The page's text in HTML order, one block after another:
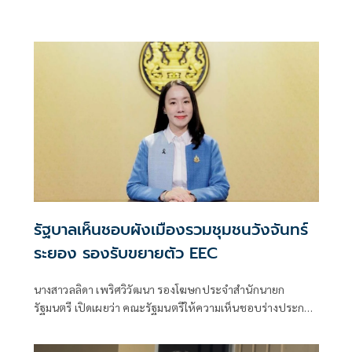
รัฐบาลเห็นชอบผังเมืองรวมชุมชนวังจันทร์
ระยอง รองรับขยายตัว EEC
นางสาวลลิดา เพริศวิวัฒนา รองโฆษกประจำสำนักนายก
รัฐมนตรี เปิดเผยว่า คณะรัฐมนตรีให้ความเห็นชอบร่างประกาศ
จันทร์ จังหวัดระยอง เพื่อเป็นกรอบกำหนดการใช้ประโยชน์